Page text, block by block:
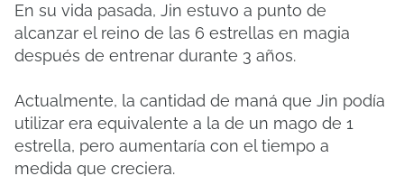
En su vida pasada, Jin estuvo a punto de
alcanzar el reino de las 6 estrellas en magia
después de entrenar durante 3 años.
Actualmente, la cantidad de maná que Jin podía
utilizar era equivalente a la de un mago de 1
estrella, pero aumentaría con el tiempo a
medida que creciera.